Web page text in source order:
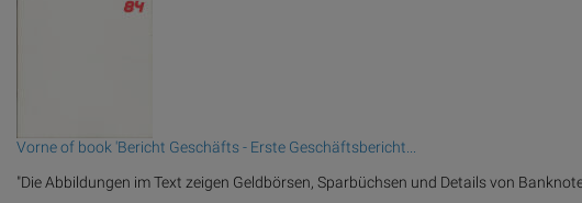
Vorne of book 'Bericht Geschäfts - Erste Geschäftsbericht...
"Die Abbildungen im Text zeigen Geldbörsen, Sparbüchsen und Details von